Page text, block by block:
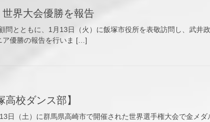
界大会優勝を報告
とともに、1月13日（火）に飯塚市役所を表敬訪問し、武井
ア優勝の報告を行いま […]
校ダンス部】
日（土）に群馬県高崎市で開催された世界選手権大会で金メダ